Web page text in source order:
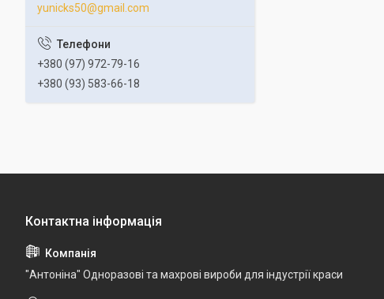
yunicks50@gmail.com
+380 (97) 972-79-16
+380 (93) 583-66-18
"Антоніна" Одноразові та махрові вироби для індустрії краси